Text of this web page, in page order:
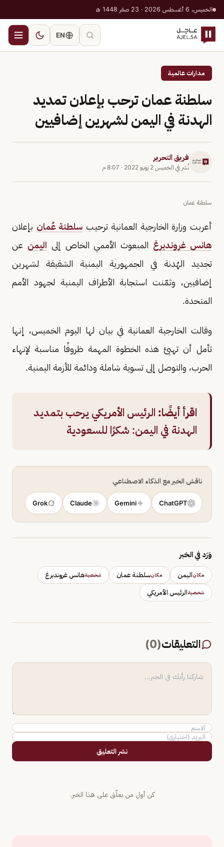
الخميس، 6 أغسطس 2026 · 23 صفر 1448 هـ
EN
مدارات عالمية
سلطنة عمان ترحب بإعلان تمديد
الهدنة في اليمن لشهرين إضافيين
فريق التحرير
نُشر في الخميس 2 يونيو 2022 · 8:07 م
سلطنة عمان
أعربت وزارة الخارجية العمانية ترحيب سلطنة عُمان بإعلان
هانس غروندبرغ المبعوث الأممي الخاص إلى اليمن عن
تجديد الهُدنة في الجمهورية اليمنية الشقيقة لشهرين
إضافيين، وثمّنت استجابة الأطراف اليمنية لجهود الأمم
المتحدة.
وقالت الخارجية العمانية في بيان لها اليوم الخميس، إنها
تأمل أن تهيئ هذه الخطوة المهمة ظروفًا مناسبة لإنهاء
الحرب، والتوصل إلى تسوية شاملة ودائمة للأزمة اليمنية.
اقرأ أيضًا: الرئيس الأمريكي يرحب بتمديد
الهدنة في اليمن: شكرًا للسعودية
ناقش الخبر مع الذكاء الاصطناعي
ChatGPT
Gemini
Claude
Grok
وَرَد في الخبر
مكاناليمن مكانسلطنة عمان شخصيةهانس غروندبرغ
شخصيةالرئيس الأمريكي
التعليقات(
0
)
نشر التعليق
كن أول من يعلّق على هذا الخبر.